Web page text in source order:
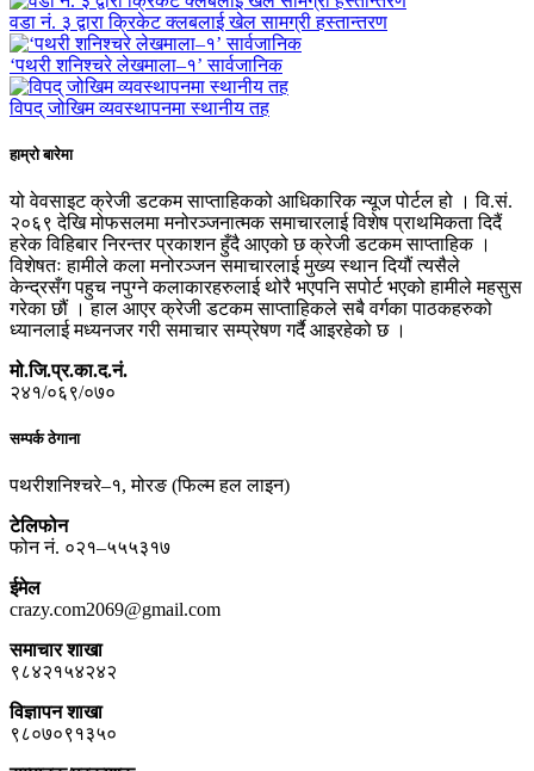
वडा नं. ३ द्वारा क्रिकेट क्लबलाई खेल सामग्री हस्तान्तरण
‘पथरी शनिश्चरे लेखमाला–१’ सार्वजानिक
विपद् जोखिम व्यवस्थापनमा स्थानीय तह
हाम्रो बारेमा
यो वेवसाइट क्रेजी डटकम साप्ताहिकको आधिकारिक न्यूज पोर्टल हो । वि.सं.
२०६९ देखि मोफसलमा मनोरञ्जनात्मक समाचारलाई विशेष प्राथमिकता दिदैं
हरेक विहिबार निरन्तर प्रकाशन हुँदै आएको छ क्रेजी डटकम साप्ताहिक ।
विशेषतः हामीले कला मनोरञ्जन समाचारलाई मुख्य स्थान दियौं त्यसैले
केन्द्रसँग पहुच नपुग्ने कलाकारहरुलाई थोरै भएपनि सपोर्ट भएको हामीले महसुस
गरेका छौं । हाल आएर क्रेजी डटकम साप्ताहिकले सबै वर्गका पाठकहरुको
ध्यानलाई मध्यनजर गरी समाचार सम्प्रेषण गर्दै आइरहेको छ ।
मो.जि.प्र.का.द.नं.
२४१/०६९/०७०
सम्पर्क ठेगाना
पथरीशनिश्चरे–१, मोरङ (फिल्म हल लाइन)
टेलिफोन
फोन नं. ०२१–५५५३१७
ईमेल
crazy.com2069@gmail.com
समाचार शाखा
९८४२१५४२४२
विज्ञापन शाखा
९८०७०९१३५०